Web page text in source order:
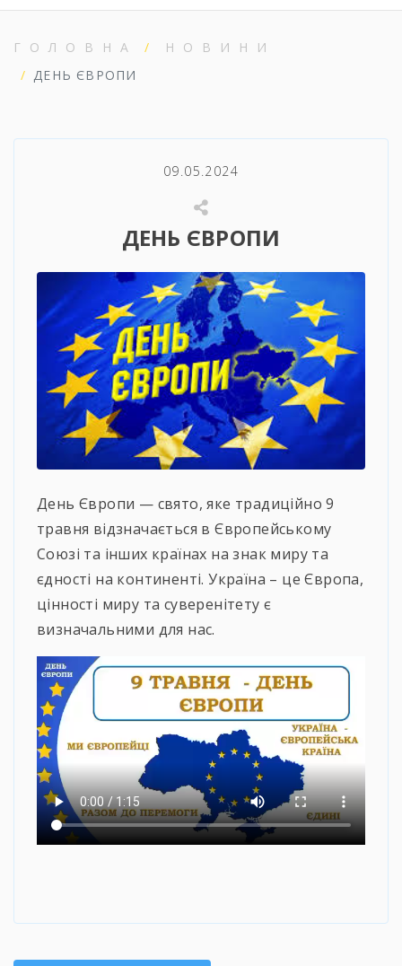
ГОЛОВНА
НОВИНИ
ДЕНЬ ЄВРОПИ
09.05.2024
ДЕНЬ ЄВРОПИ
День Європи — свято, яке традиційно 9
травня відзначається в Європейському
Союзі та інших країнах на знак миру та
єдності на континенті. Україна – це Європа,
цінності миру та суверенітету є
визначальними для нас.